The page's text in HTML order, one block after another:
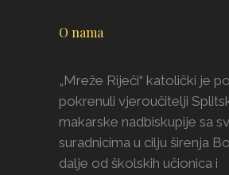
O nama
„Mreže Riječi“ katolički je
pokrenuli vjeroučitelji
makarske nadbiskupije sa
suradnicima u cilju širenja
dalje od školskih učionica i